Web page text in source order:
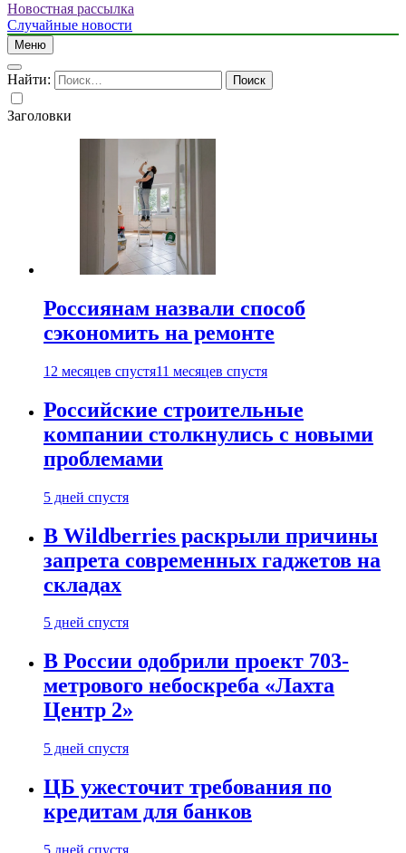
Новостная рассылка
Случайные новости
Меню
Найти:
Заголовки
Россиянам назвали способ
сэкономить на ремонте
12 месяцев спустя11 месяцев спустя
Российские строительные
компании столкнулись с новыми
проблемами
5 дней спустя
В Wildberries раскрыли причины
запрета современных гаджетов на
складах
5 дней спустя
В России одобрили проект 703-
метрового небоскреба «Лахта
Центр 2»
5 дней спустя
ЦБ ужесточит требования по
кредитам для банков
5 дней спустя